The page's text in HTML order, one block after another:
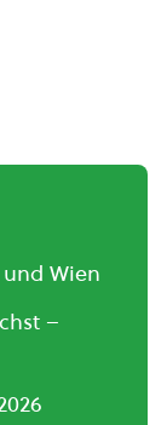
Wien
–